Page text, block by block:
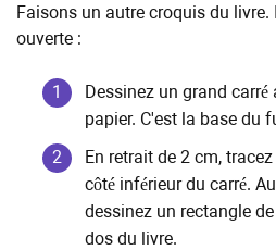
Faisons un autre croquis du
ouverte :
Dessinez un grand
papier. C'est la base du
En retrait de 2 cm,
côté inférieur du carré.
dessinez un rectangle
dos du livre.